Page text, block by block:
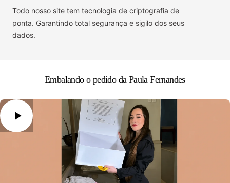
Todo nosso site tem tecnologia de criptografia de
ponta. Garantindo total segurança e sigilo dos seus
dados.
Embalando o pedido da Paula Fernandes